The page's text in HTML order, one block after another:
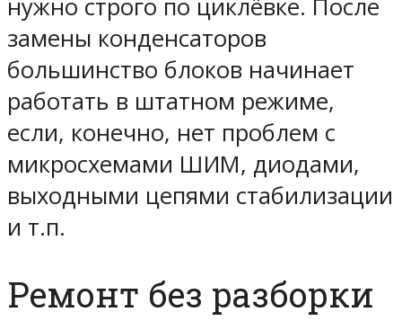
нужно строго по циклёвке. После
замены конденсаторов
большинство блоков начинает
работать в штатном режиме,
если, конечно, нет проблем с
микросхемами ШИМ, диодами,
выходными цепями стабилизации
и т.п.
Ремонт без разборки